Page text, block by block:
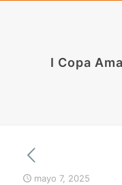
I Copa
mayo 7, 2025